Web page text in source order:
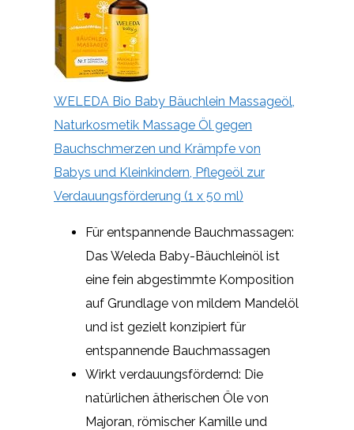
WELEDA Bio Baby Bäuchlein Massageöl,
Naturkosmetik Massage Öl gegen
Bauchschmerzen und Krämpfe von
Babys und Kleinkindern, Pflegeöl zur
Verdauungsförderung (1 x 50 ml)
Für entspannende Bauchmassagen:
Das Weleda Baby-Bäuchleinöl ist
eine fein abgestimmte Komposition
auf Grundlage von mildem Mandelöl
und ist gezielt konzipiert für
entspannende Bauchmassagen
Wirkt verdauungsfördernd: Die
natürlichen ätherischen Öle von
Majoran, römischer Kamille und